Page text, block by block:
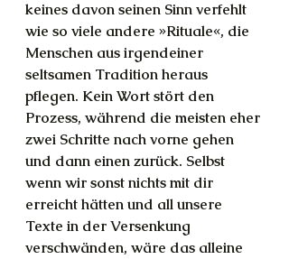
keines davon seinen Sinn verfehlt
wie so viele andere »Rituale«, die
Menschen aus irgendeiner
seltsamen Tradition heraus
pflegen. Kein Wort stört den
Prozess, während die meisten eher
zwei Schritte nach vorne gehen
und dann einen zurück. Selbst
wenn wir sonst nichts mit dir
erreicht hätten und all unsere
Texte in der Versenkung
verschwänden, wäre das alleine